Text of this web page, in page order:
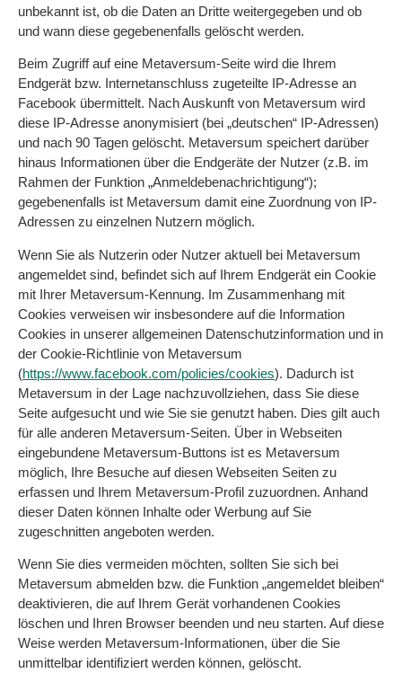
unbekannt ist, ob die Daten an Dritte weitergegeben und ob
und wann diese gegebenenfalls gelöscht werden.
Beim Zugriff auf eine Metaversum-Seite wird die Ihrem
Endgerät bzw. Internetanschluss zugeteilte IP-Adresse an
Facebook übermittelt. Nach Auskunft von Metaversum wird
diese IP-Adresse anonymisiert (bei „deutschen“ IP-Adressen)
und nach 90 Tagen gelöscht. Metaversum speichert darüber
hinaus Informationen über die Endgeräte der Nutzer (z.B. im
Rahmen der Funktion „Anmeldebenachrichtigung“);
gegebenenfalls ist Metaversum damit eine Zuordnung von IP-
Adressen zu einzelnen Nutzern möglich.
Wenn Sie als Nutzerin oder Nutzer aktuell bei Metaversum
angemeldet sind, befindet sich auf Ihrem Endgerät ein Cookie
mit Ihrer Metaversum-Kennung. Im Zusammenhang mit
Cookies verweisen wir insbesondere auf die Information
Cookies in unserer allgemeinen Datenschutzinformation und in
der Cookie-Richtlinie von Metaversum
(https://www.facebook.com/policies/cookies). Dadurch ist
Metaversum in der Lage nachzuvollziehen, dass Sie diese
Seite aufgesucht und wie Sie sie genutzt haben. Dies gilt auch
für alle anderen Metaversum-Seiten. Über in Webseiten
eingebundene Metaversum-Buttons ist es Metaversum
möglich, Ihre Besuche auf diesen Webseiten Seiten zu
erfassen und Ihrem Metaversum-Profil zuzuordnen. Anhand
dieser Daten können Inhalte oder Werbung auf Sie
zugeschnitten angeboten werden.
Wenn Sie dies vermeiden möchten, sollten Sie sich bei
Metaversum abmelden bzw. die Funktion „angemeldet bleiben“
deaktivieren, die auf Ihrem Gerät vorhandenen Cookies
löschen und Ihren Browser beenden und neu starten. Auf diese
Weise werden Metaversum-Informationen, über die Sie
unmittelbar identifiziert werden können, gelöscht.